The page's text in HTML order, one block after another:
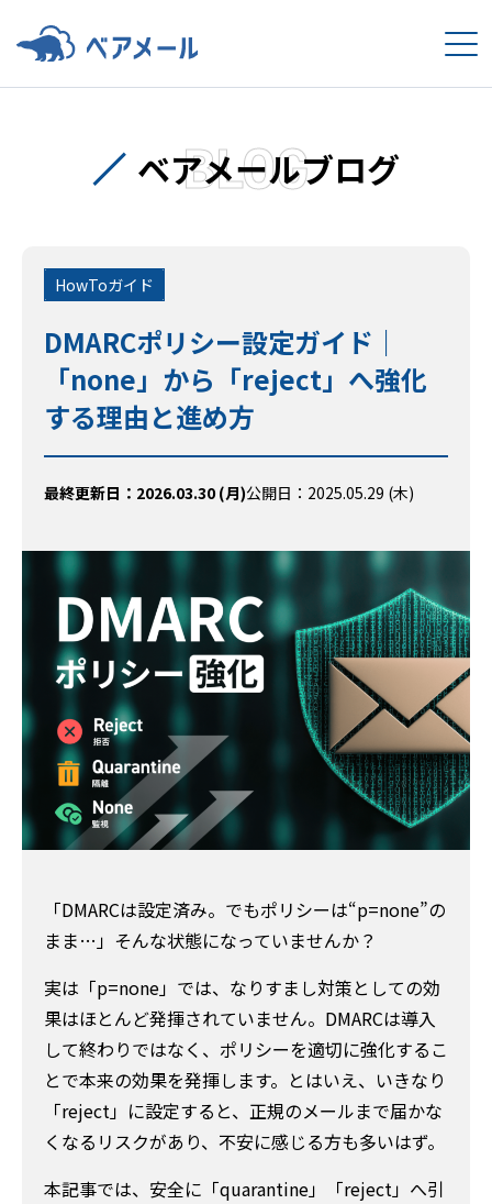
BLOG
ベアメールブログ
HowToガイド
DMARCポリシー設定ガイド｜
「none」から「reject」へ強化
する理由と進め方
最終更新日：2026.03.30 (月)公開日：2025.05.29 (木)
「DMARCは設定済み。でもポリシーは“p=none”の
まま…」そんな状態になっていませんか？
実は「p=none」では、なりすまし対策としての効
果はほとんど発揮されていません。DMARCは導入
して終わりではなく、ポリシーを適切に強化するこ
とで本来の効果を発揮します。とはいえ、いきなり
「reject」に設定すると、正規のメールまで届かな
くなるリスクがあり、不安に感じる方も多いはず。
本記事では、安全に「quarantine」「reject」へ引